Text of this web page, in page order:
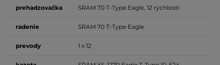
prehadzovačka SRAM 70 T-Type Eagle, 12 rýchlostí
radenie SRAM 70 T-Type Eagle
prevody 1 x 12